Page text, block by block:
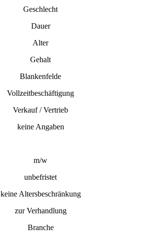
Geschlecht
Dauer
Alter
Gehalt
Blankenfelde
Vollzeitbeschäftigung
Verkauf / Vertrieb
keine Angaben
m/w
unbefristet
keine Altersbeschränkung
zur Verhandlung
Branche